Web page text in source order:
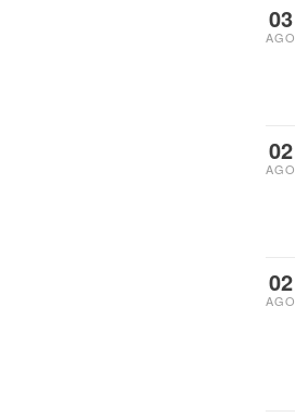
03
AGO
02
AGO
02
AGO